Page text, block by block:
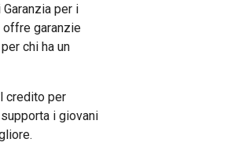
per i
offre garanzie
chi ha un
credito per
i giovani